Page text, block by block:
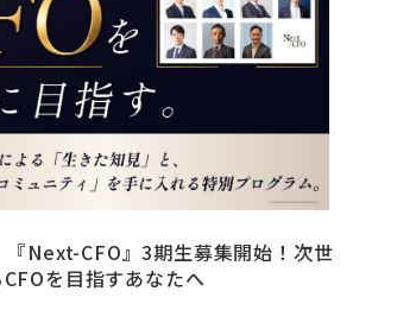
『Next-CFO』3期生募集開始！次世
を目指すあなたへ